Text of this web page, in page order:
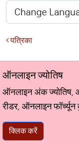
पत्रिका
ऑनलाइन ज्योतिष
ऑनलाइन अंक ज्योतिष,
रीडर, ऑनलाइन
क्लिक करें